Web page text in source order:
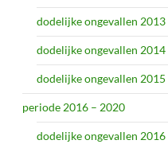
dodelijke ongevallen 2013
dodelijke ongevallen 2014
dodelijke ongevallen 2015
periode 2016 – 2020
dodelijke ongevallen 2016